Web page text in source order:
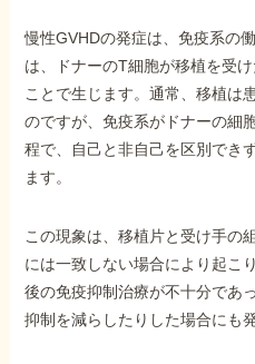
で受給相
当事務所に
依頼する メリット
慢性GVHDの発症は、免疫系の
は、ドナーのT細胞が移植を受
ことで生じます。通常、移植は
のですが、免疫系がドナーの細
程で、自己と非自己を区別でき
ます。
この現象は、移植片と受け手の
には一致しない場合により起こ
後の免疫抑制治療が不十分であ
抑制を減らしたりした場合にも